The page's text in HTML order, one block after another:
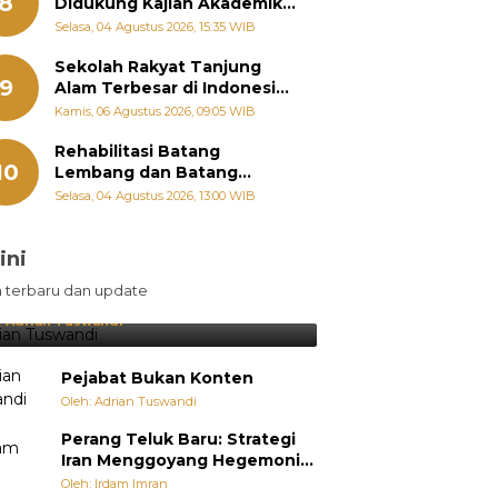
Zigo Rolanda: Agar Mudah
Kementerian
Selasa, 04 Agustus 2026, 15:35 WIB
9
Sekolah Rakyat Tanjung
Alam Terbesar di Indonesia,
Groundbreaking September
Kamis, 06 Agustus 2026, 09:05 WIB
Rehabilitasi Batang
Lembang dan Batang
Gawan Segera Dimulai, Zigo
Selasa, 04 Agustus 2026, 13:00 WIB
terbaru dan update
Lebih Diunggulkan, tetapi
Selalu Punya Cara Membuat
Adrian Tuswandi
Pejabat Bukan Konten
Oleh: Adrian Tuswandi
Perang Teluk Baru: Strategi
Iran Menggoyang Hegemoni
AS dari Dalam
Oleh: Irdam Imran